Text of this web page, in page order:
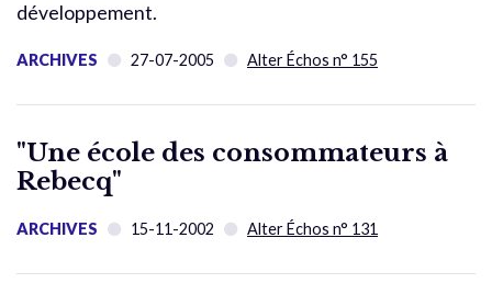
développement.
ARCHIVES 27-07-2005 Alter Échos n° 155
"Une école des consommateurs à
Rebecq"
ARCHIVES 15-11-2002 Alter Échos n° 131